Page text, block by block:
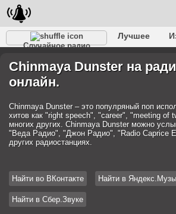
Случайное радио
Лучшее
Разговорное
Рэп Транс
Джаз
Детское
Chinmaya Dunster на
онлайн.
Chinmaya Dunster – это популряный поп
хитов как "right speech", "career", "meeting of
многих других. Chinmaya Dunster можно
"Веда Радио", "Джон Радио", "Radio Caprice
других радиостанциях.
Найти во ВКонтакте Найти в
Найти в Сбер.Звуке